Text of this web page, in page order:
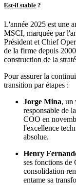
Est-il stable ?
L'année 2025 est une
MSCI, marquée par
Président et Chief
de la firme depuis
construction de la
Pour assurer la
transition par étapes :
Jorge Mina, un
responsable de
COO en
l'excellence
absolue.
Henry
ses fonctions de
consolidation
entame sa